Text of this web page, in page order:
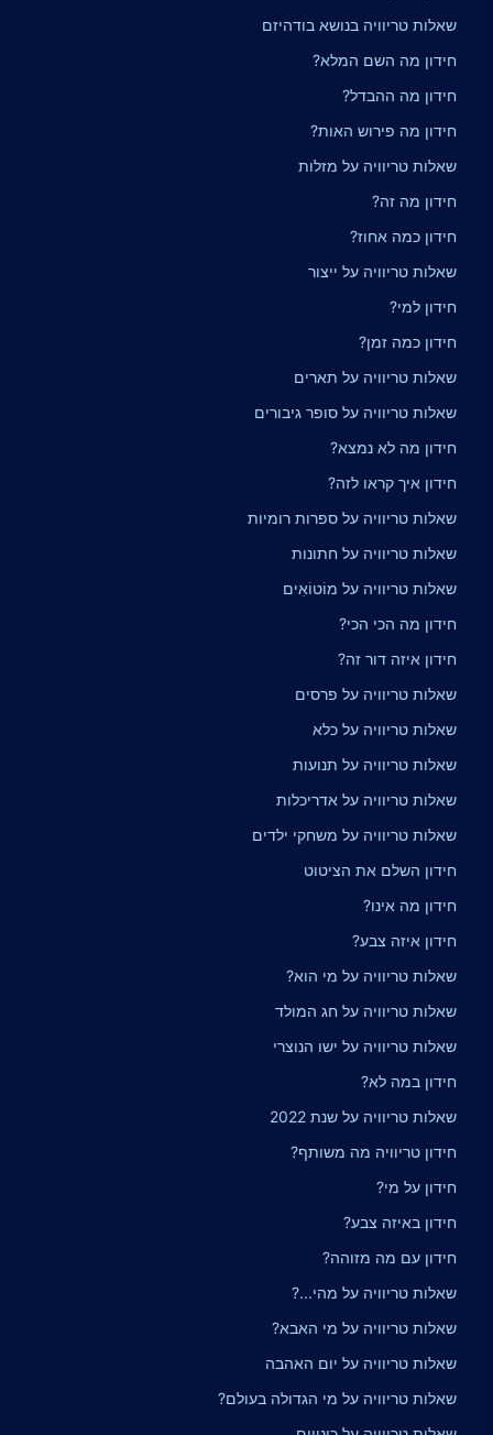
שאלות טריוויה בנושא בודהיזם
חידון מה השם המלא?
חידון מה ההבדל?
חידון מה פירוש האות?
שאלות טריוויה על מזלות
חידון מה זה?
חידון כמה אחוז?
שאלות טריוויה על ייצור
חידון למי?
חידון כמה זמן?
שאלות טריוויה על תארים
שאלות טריוויה על סופר גיבורים
חידון מה לא נמצא?
חידון איך קראו לזה?
שאלות טריוויה על ספרות רומיות
שאלות טריוויה על חתונות
שאלות טריוויה על מוֹטוֹאִים
חידון מה הכי הכי?
חידון איזה דור זה?
שאלות טריוויה על פרסים
שאלות טריוויה על כלא
שאלות טריוויה על תנועות
שאלות טריוויה על אדריכלות
שאלות טריוויה על משחקי ילדים
חידון השלם את הציטוט
חידון מה אינו?
חידון איזה צבע?
שאלות טריוויה על מי הוא?
שאלות טריוויה על חג המולד
שאלות טריוויה על ישו הנוצרי
חידון במה לא?
שאלות טריוויה על שנת 2022
חידון טריוויה מה משותף?
חידון על מי?
חידון באיזה צבע?
חידון עם מה מזוהה?
שאלות טריוויה על מהי...?
שאלות טריוויה על מי האבא?
שאלות טריוויה על יום האהבה
שאלות טריוויה על מי הגדולה בעולם?